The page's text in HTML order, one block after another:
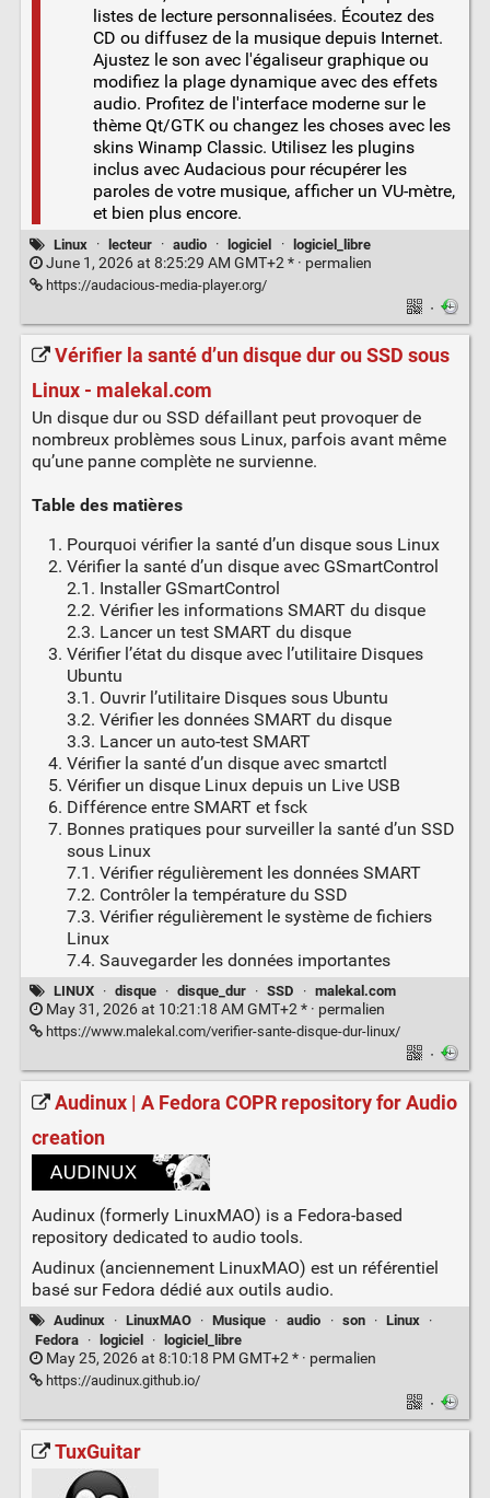
listes de lecture personnalisées. Écoutez des
CD ou diffusez de la musique depuis Internet.
Ajustez le son avec l'égaliseur graphique ou
modifiez la plage dynamique avec des effets
audio. Profitez de l'interface moderne sur le
thème Qt/GTK ou changez les choses avec les
skins Winamp Classic. Utilisez les plugins
inclus avec Audacious pour récupérer les
paroles de votre musique, afficher un VU-mètre,
et bien plus encore.
Linux · lecteur · audio · logiciel · logiciel_libre
June 1, 2026 at 8:25:29 AM GMT+2 * · permalien
https://audacious-media-player.org/
·
Vérifier la santé d’un disque dur ou SSD sous
Linux - malekal.com
Un disque dur ou SSD défaillant peut provoquer de
nombreux problèmes sous Linux, parfois avant même
qu’une panne complète ne survienne.
Table des matières
Pourquoi vérifier la santé d’un disque sous Linux
Vérifier la santé d’un disque avec GSmartControl
2.1. Installer GSmartControl
2.2. Vérifier les informations SMART du disque
2.3. Lancer un test SMART du disque
Vérifier l’état du disque avec l’utilitaire Disques
Ubuntu
3.1. Ouvrir l’utilitaire Disques sous Ubuntu
3.2. Vérifier les données SMART du disque
3.3. Lancer un auto-test SMART
Vérifier la santé d’un disque avec smartctl
Vérifier un disque Linux depuis un Live USB
Différence entre SMART et fsck
Bonnes pratiques pour surveiller la santé d’un SSD
sous Linux
7.1. Vérifier régulièrement les données SMART
7.2. Contrôler la température du SSD
7.3. Vérifier régulièrement le système de fichiers
Linux
7.4. Sauvegarder les données importantes
LINUX · disque · disque_dur · SSD · malekal.com
May 31, 2026 at 10:21:18 AM GMT+2 * · permalien
https://www.malekal.com/verifier-sante-disque-dur-linux/
·
Audinux | A Fedora COPR repository for Audio
creation
Audinux (formerly LinuxMAO) is a Fedora-based
repository dedicated to audio tools.
Audinux (anciennement LinuxMAO) est un référentiel
basé sur Fedora dédié aux outils audio.
Audinux · LinuxMAO · Musique · audio · son · Linux
·
Fedora
· logiciel · logiciel_libre
May 25, 2026 at 8:10:18 PM GMT+2 * · permalien
https://audinux.github.io/
·
TuxGuitar